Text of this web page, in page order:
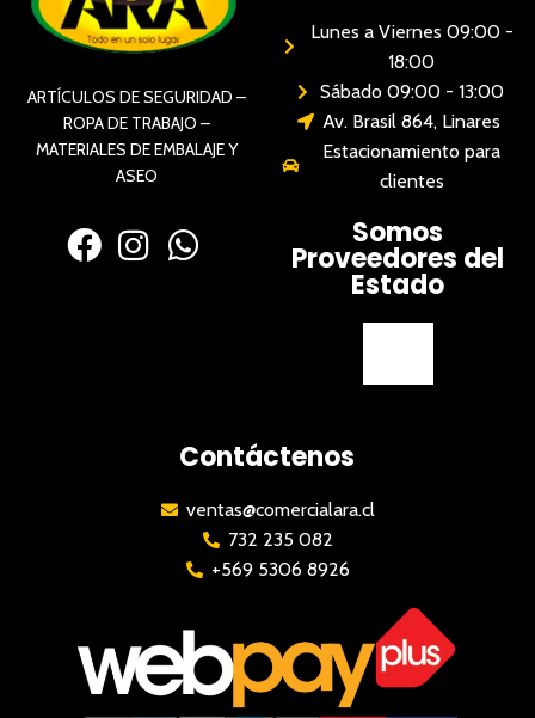
ARTÍCULOS DE SEGURIDAD –
ROPA DE TRABAJO –
MATERIALES DE EMBALAJE Y
ASEO
Lunes a Viernes 09:00 -
18:00
Sábado 09:00 - 13:00
Av. Brasil 864, Linares
Estacionamiento para
clientes
Somos
Proveedores del
Estado
Contáctenos
ventas@comercialara.cl
732 235 082
+569 5306 8926